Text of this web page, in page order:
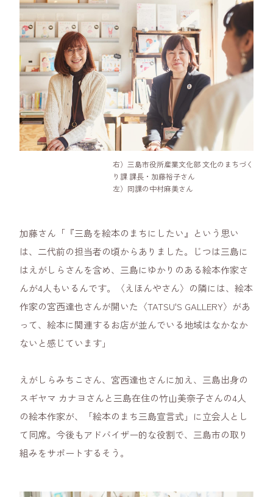
右）三島市役所産業文化部 文化のまちづく
り課 課長・加藤裕子さん
左）同課の中村麻美さん
加藤さん「『三島を絵本のまちにしたい』という思い
は、二代前の担当者の頃からありました。じつは三島に
はえがしらさんを含め、三島にゆかりのある絵本作家さ
んが4人もいるんです。〈えほんやさん〉の隣には、絵本
作家の宮西達也さんが開いた〈TATSU'S GALLERY〉があ
って、絵本に関連するお店が並んでいる地域はなかなか
ないと感じています」
えがしらみちこさん、宮西達也さんに加え、三島出身の
スギヤマ カナヨさんと三島在住の竹山美奈子さんの4人
の絵本作家が、「絵本のまち三島宣言式」に立会人とし
て同席。今後もアドバイザー的な役割で、三島市の取り
組みをサポートするそう。